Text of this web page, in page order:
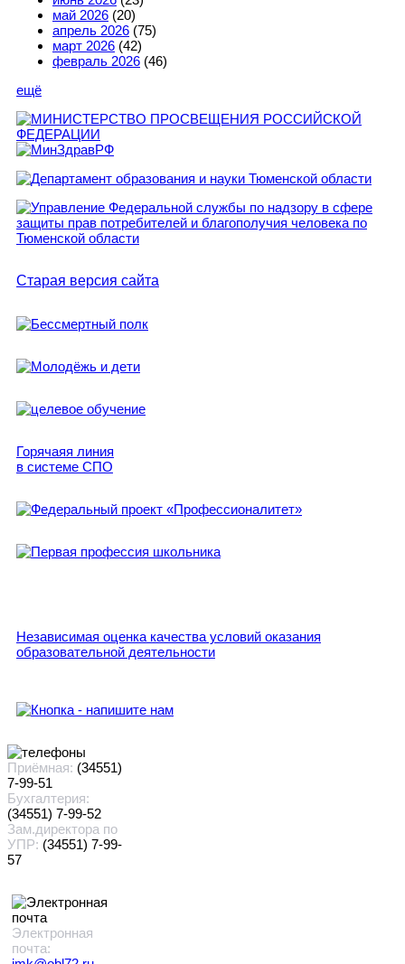
май 2026 (20)
апрель 2026 (75)
март 2026 (42)
февраль 2026 (46)
ещё
Старая версия сайта
Горячаяя линия
в системе СПО
Независимая оценка качества условий оказания
образовательной деятельности
Приёмная: (34551)
7-99-51
Бухгалтерия:
(34551) 7-99-52
Зам.директора по
УПР: (34551) 7-99-
57
Электронная
почта: